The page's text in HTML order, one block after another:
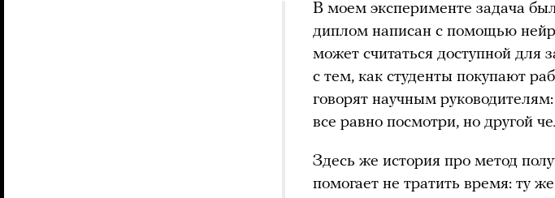
В моем эксперименте задача
диплом написан с помощью
может считаться доступной для
с тем, как студенты покупают
говорят научным
все равно посмотри, но другой
Здесь же история про метод
помогает не тратить время: ту